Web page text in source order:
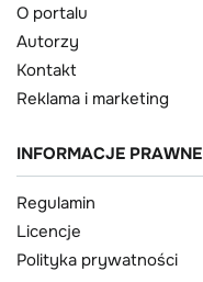
O portalu
Autorzy
Kontakt
Reklama i marketing
INFORMACJE PRAWNE
Regulamin
Licencje
Polityka prywatności